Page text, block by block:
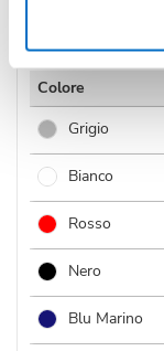
Colore
Grigio
Bianco
Rosso
Nero
Blu Marino